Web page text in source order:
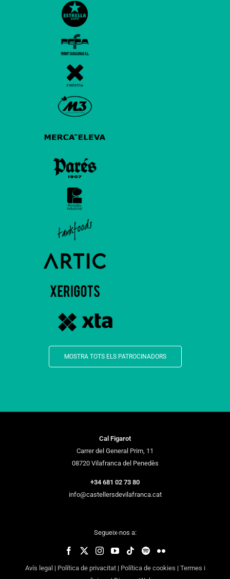
MOSTRA TOTS ELS PATROCINADORS
Cal Figarot
Carrer del General Prim, 11
08720 Vilafranca del Penedès
+34 681 02 73 80
info@castellersdevilafranca.cat
Segueix-nos a:
Avís legal| Política de privacitat| Política de cookies | Termes i